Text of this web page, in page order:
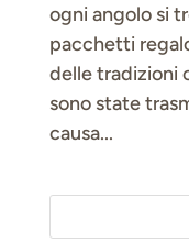
ogni angolo si
pacchetti
delle tradizioni
sono state
causa...